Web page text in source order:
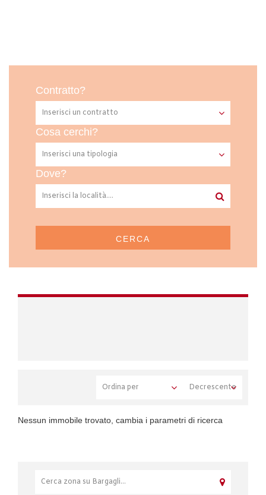
Contratto?
Cosa cerchi?
Dove?
CERCA
Nessun immobile trovato, cambia i parametri di ricerca